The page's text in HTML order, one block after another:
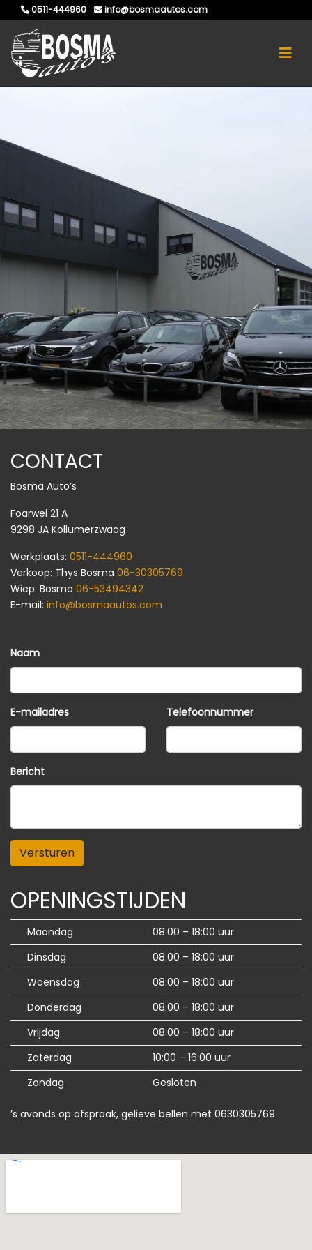
0511-444960 info@bosmaautos.com
CONTACT
Bosma Auto’s
Foarwei 21 A
9298 JA Kollumerzwaag
Werkplaats: 0511-444960
Verkoop: Thys Bosma 06-30305769
Wiep: Bosma 06-53494342
E-mail: info@bosmaautos.com
Naam
E-mailadres Telefoonnummer
Bericht
Versturen
OPENINGSTIJDEN
Maandag
08:00 – 18:00 uur
Dinsdag
08:00 – 18:00 uur
Woensdag
08:00 – 18:00 uur
Donderdag
08:00 – 18:00 uur
Vrijdag
08:00 – 18:00 uur
Zaterdag
10:00 – 16:00 uur
Zondag
Gesloten
’s avonds op afspraak, gelieve bellen met 0630305769.